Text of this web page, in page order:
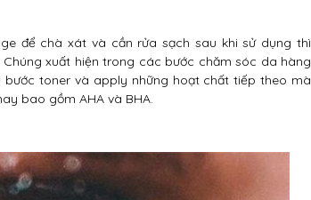
để chà xát và cần rửa sạch sau khi sử dụng thì
xuất hiện trong các bước chăm sóc da hàng
toner và apply những hoạt chất tiếp theo mà
bao gồm AHA và BHA.